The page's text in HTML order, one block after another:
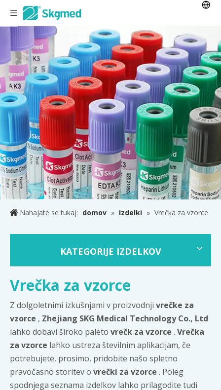
Nahajate se tukaj: domov » Izdelki » Vrečka za vzorce
KATEGORIJE IZDELKOV
Vrečka za vzorce
Z dolgoletnimi izkušnjami v proizvodnji vrečke za
vzorce , Zhejiang SKG Medical Technology Co., Ltd
lahko dobavi široko paleto vrečk za vzorce . Vrečka
za vzorce lahko ustreza številnim aplikacijam, če
potrebujete, prosimo, pridobite našo spletno
pravočasno storitev o vrečki za vzorce . Poleg
spodnjega seznama izdelkov lahko prilagodite tudi